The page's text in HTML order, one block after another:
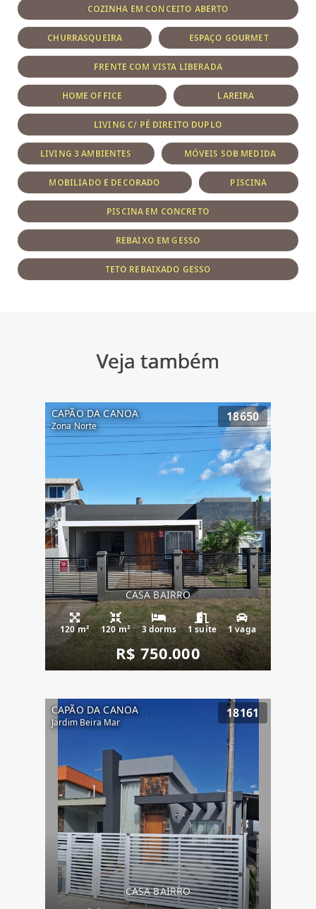
COZINHA EM CONCEITO ABERTO
CHURRASQUEIRA ESPAÇO GOURMET
FRENTE COM VISTA LIBERADA
HOME OFFICE LAREIRA
LIVING C/ PÉ DIREITO DUPLO
LIVING 3 AMBIENTES MÓVEIS SOB MEDIDA
MOBILIADO E DECORADO PISCINA
PISCINA EM CONCRETO
REBAIXO EM GESSO
TETO REBAIXADO GESSO
Veja também
CAPÃO DA CANOA
Zona Norte
18650
CASA BAIRRO
120 m² 120 m² 3 dorms 1 suíte 1 vaga
R$ 750.000
CAPÃO DA CANOA
Jardim Beira Mar
18161
CASA BAIRRO